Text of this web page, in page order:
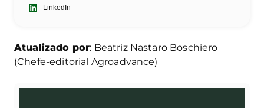
LinkedIn
Atualizado por: Beatriz Nastaro Boschiero
(Chefe-editorial Agroadvance)